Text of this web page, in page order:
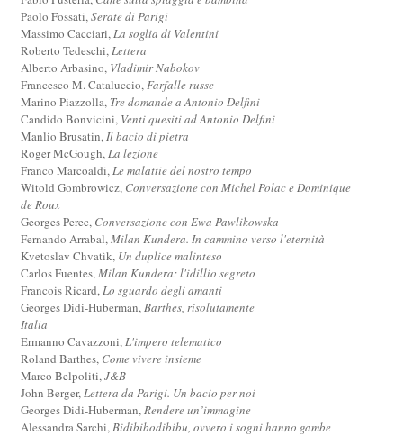
Paolo Fossati,Serate di Parigi
Massimo Cacciari,La soglia di Valentini
Roberto Tedeschi,Lettera
Alberto Arbasino, Vladimir Nabokov
Francesco M. Cataluccio,Farfalle russe
Marino Piazzolla, Tre domande a Antonio Delfini
Candido Bonvicini, Venti quesiti ad Antonio Delfini
Manlio Brusatin,Il bacio di pietra
Roger McGough,La lezione
Franco Marcoaldi,Le malattie del nostro tempo
Witold Gombrowicz, Conversazione con Michel Polac e Dominique
de Roux
Georges Perec, Conversazione con Ewa Pawlikowska
Fernando Arrabal,Milan Kundera. In cammino verso l'eternità
Kvetoslav Chvatìk, Un duplice malinteso
Carlos Fuentes,Milan Kundera: l'idillio segreto
Francois Ricard,Lo sguardo degli amanti
Georges Didi-Huberman,Barthes, risolutamente
Italia
Ermanno Cavazzoni,L'impero telematico
Roland Barthes, Come vivere insieme
Marco Belpoliti,J&B
John Berger,Lettera da Parigi. Un bacio per noi
Georges Didi-Huberman,Rendere un’immagine
Alessandra Sarchi,Bidibibodibibu, ovvero i sogni hanno gambe